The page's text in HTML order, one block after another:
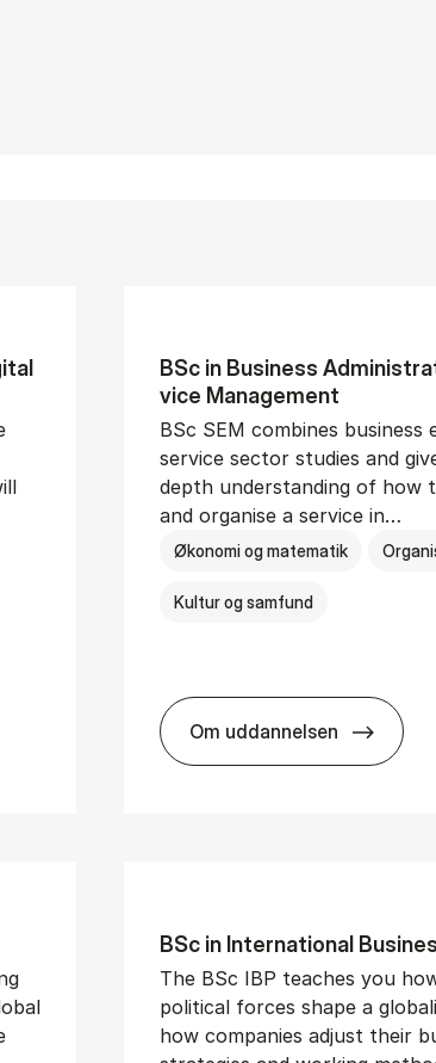
and Di­git­al Man­age­ment
BSc in Busi­ness
vice Man­age­ment
BSc SEM combines business
service sector studies and
depth understanding of how
and organise a service in…
Økonomi og matematik
Kultur og samfund
Om uddannelsen
BSc in
BSc in In­ter­na­tion­al
The BSc IBP teaches you
political forces shape a
how companies adjust their